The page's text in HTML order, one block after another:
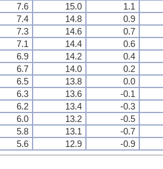
7.6 15.0
1.1
7.4 14.8
0.9
7.3 14.6
0.7
7.1 14.4
0.6
6.9 14.2
0.4
6.7 14.0
0.2
6.5 13.8
0.0
6.3 13.6
-0.1
6.2 13.4
-0.3
6.0 13.2
-0.5
5.8 13.1
-0.7
5.6 12.9 -0.9